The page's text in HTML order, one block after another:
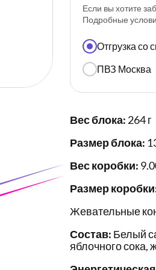
Если вы хотите
Подробные
Отгрузка со
ПВЗ Москва
Вес блока: 264 г
Размер блока:
Вес коробки:
Размер
Жевательные
Состав: Белый
яблочного сока,